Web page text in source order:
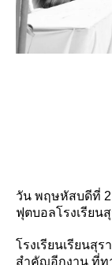
วัน พฤษหัสบดีที่
ฟุตบอลโรงเรียน
โรงเรียนเรียนสุ
สำคัญอีกงาน ที่ท